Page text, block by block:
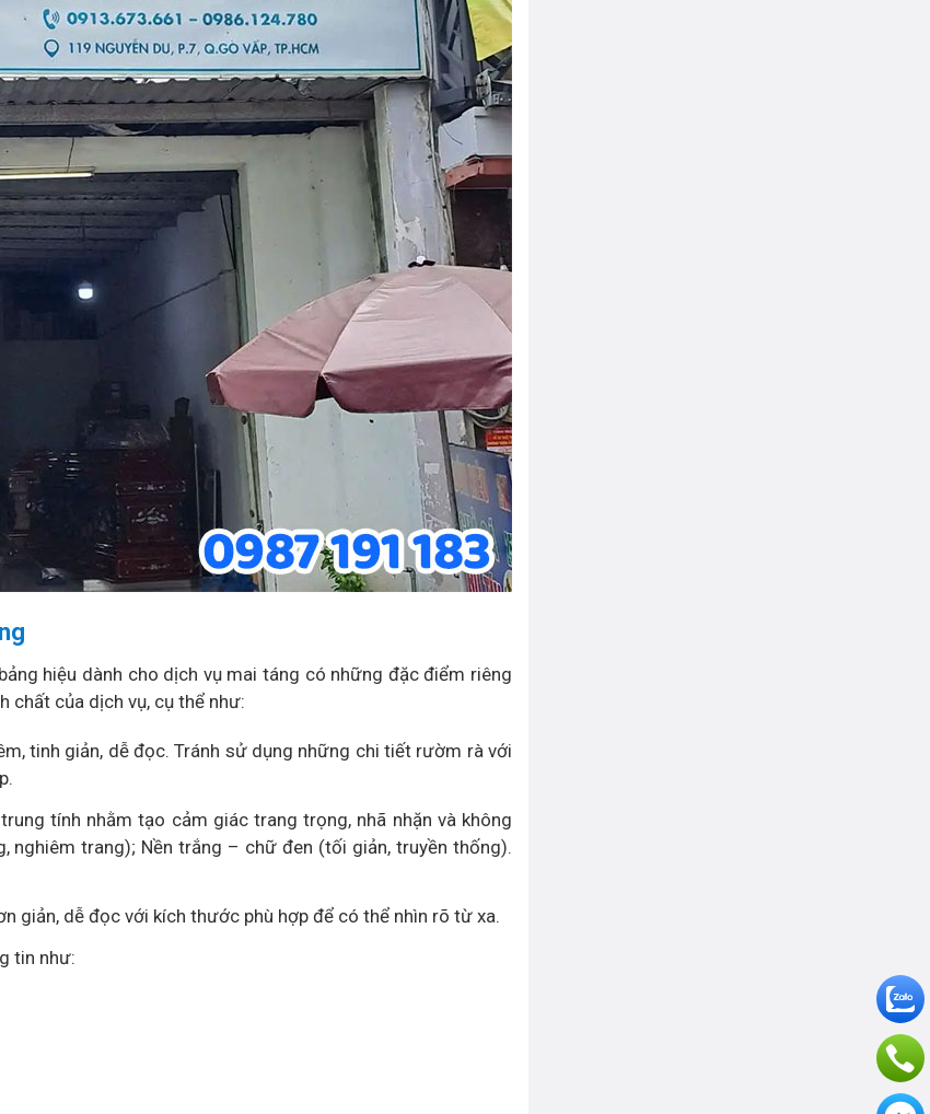
hiệu dành cho dịch vụ mai táng có những đặc điểm riêng
chất của dịch vụ, cụ thể như:
tinh giản, dễ đọc. Tránh sử dụng những chi tiết rườm rà với
tính nhằm tạo cảm giác trang trọng, nhã nhặn và không
trang); Nền trắng – chữ đen (tối giản, truyền thống).
giản, dễ đọc với kích thước phù hợp để có thể nhìn rõ từ xa.
tin như: